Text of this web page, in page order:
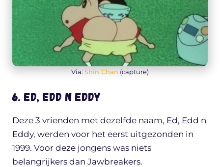
Via: Shin Chan (capture)
6. Ed, Edd n Eddy
Deze 3 vrienden met dezelfde naam, Ed, Edd n
Eddy, werden voor het eerst uitgezonden in
1999. Voor deze jongens was niets
belangrijkers dan Jawbreakers.